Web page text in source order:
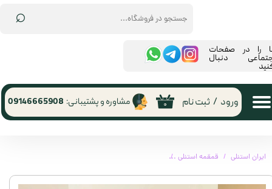
⌕
۰ ورود / ثبت نام مشاوره و پشتیبانی: 09146665908
را در صفحات
دنبال
ایران استنلی قمقمه استنلی